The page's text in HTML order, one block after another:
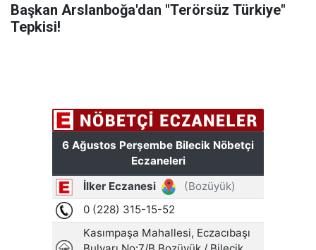
Başkan Arslanboğa'dan "Terörsüz Türkiye"
Tepkisi!